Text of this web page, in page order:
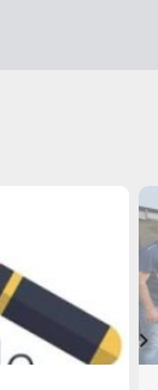
keyboard_arrow_right